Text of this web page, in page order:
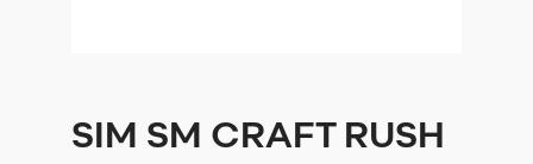
SIM SM CRAFT RUSH